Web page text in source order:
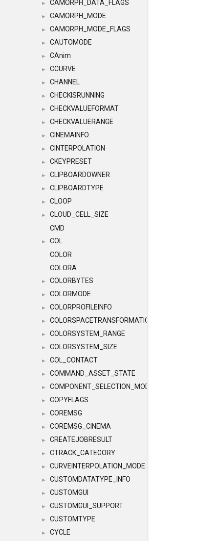
► CAMORPH_DATA_FLAGS
► CAMORPH_MODE
► CAMORPH_MODE_FLAGS
► CAUTOMODE
► CAnim
► CCURVE
► CHANNEL
► CHECKISRUNNING
► CHECKVALUEFORMAT
► CHECKVALUERANGE
► CINEMAINFO
► CINTERPOLATION
► CKEYPRESET
► CLIPBOARDOWNER
► CLIPBOARDTYPE
► CLOOP
►
CLOUD_CELL_SIZE
CMD
►
COL
COLOR
COLORA
► COLORBYTES
► COLORMODE
► COLORPROFILEINFO
► COLORSPACETRANSFORMATION
► COLORSYSTEM_RANGE
► COLORSYSTEM_SIZE
► COL_CONTACT
► COMMAND_ASSET_STATE
► COMPONENT_SELECTION_MODES
► COPYFLAGS
► COREMSG
► COREMSG_CINEMA
► CREATEJOBRESULT
► CTRACK_CATEGORY
► CURVEINTERPOLATION_MODE
► CUSTOMDATATYPE_INFO
► CUSTOMGUI
► CUSTOMGUI_SUPPORT
► CUSTOMTYPE
► CYCLE